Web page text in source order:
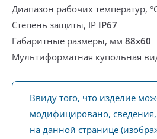
Диапазон рабочих температур,
Степень защиты, IP IP67
Габаритные размеры, мм 88х60
Мультиформатная купольная
Ввиду того, что изделие
модифицировано,
на данной странице